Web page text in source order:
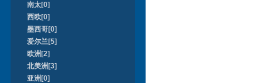
南太[0]
西欧[0]
墨西哥[0]
爱尔兰[5]
欧洲[2]
北美洲[3]
亚洲[0]